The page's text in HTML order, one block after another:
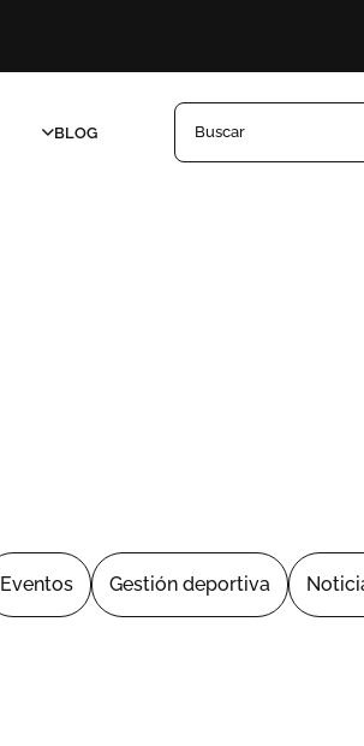
BLOG Buscar
Eventos Gestión deportiva